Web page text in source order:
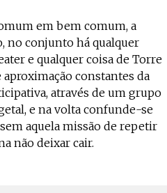
em bem comum, a
no conjunto há qualquer
e qualquer coisa de Torre
constantes da
através de um grupo
e na volta confunde-se
aquela missão de repetir
não deixar cair.